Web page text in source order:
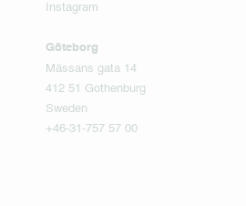
Instagram
Göteborg
Mässans gata 14
412 51 Gothenburg
Sweden
+46-31-757 57 00